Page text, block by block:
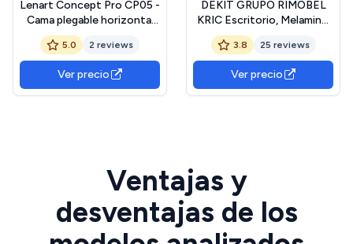
Lenart Concept Pro CP05 -
Cama plegable horizontal
de 120 x 200 cm, armario
con cama plegable
integrada, cama funcional
(blanco mate)
5.0 2 reviews
Ver precio
DEKIT GRUPO RIMOBEL
KRIC Escritorio, Melamina,
Roble Natural y Blanco,
Cama Individual
3.8 25 reviews
Ver precio
Ventajas y
desventajas de los